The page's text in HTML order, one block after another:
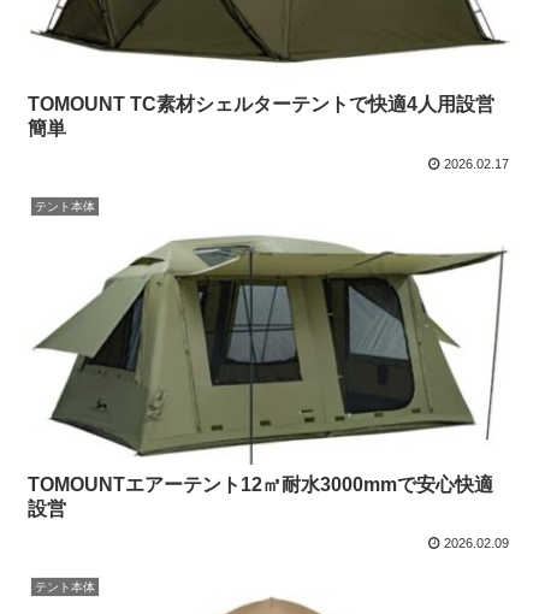
TOMOUNT TC素材シェルターテントで快適4人用設営
簡単
2026.02.17
テント本体
TOMOUNTエアーテント12㎡耐水3000mmで安心快適
設営
2026.02.09
テント本体